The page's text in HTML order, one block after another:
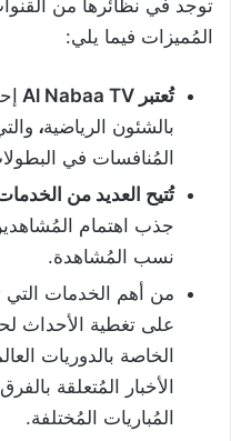
توجد في نظائرها من
المُميزات فيما يلي:
تُعتبر Al Nabaa TV
بالشئون الرياضية،
المُنافسات في
تُتيح العديد من
جذب اهتمام
نسب المُشاهدة.
من أهم الخدمات التي
على تغطية الأحداث
الخاصة بالدوريات
الأخبار المُتعلقة
المُباريات المُختلفة.